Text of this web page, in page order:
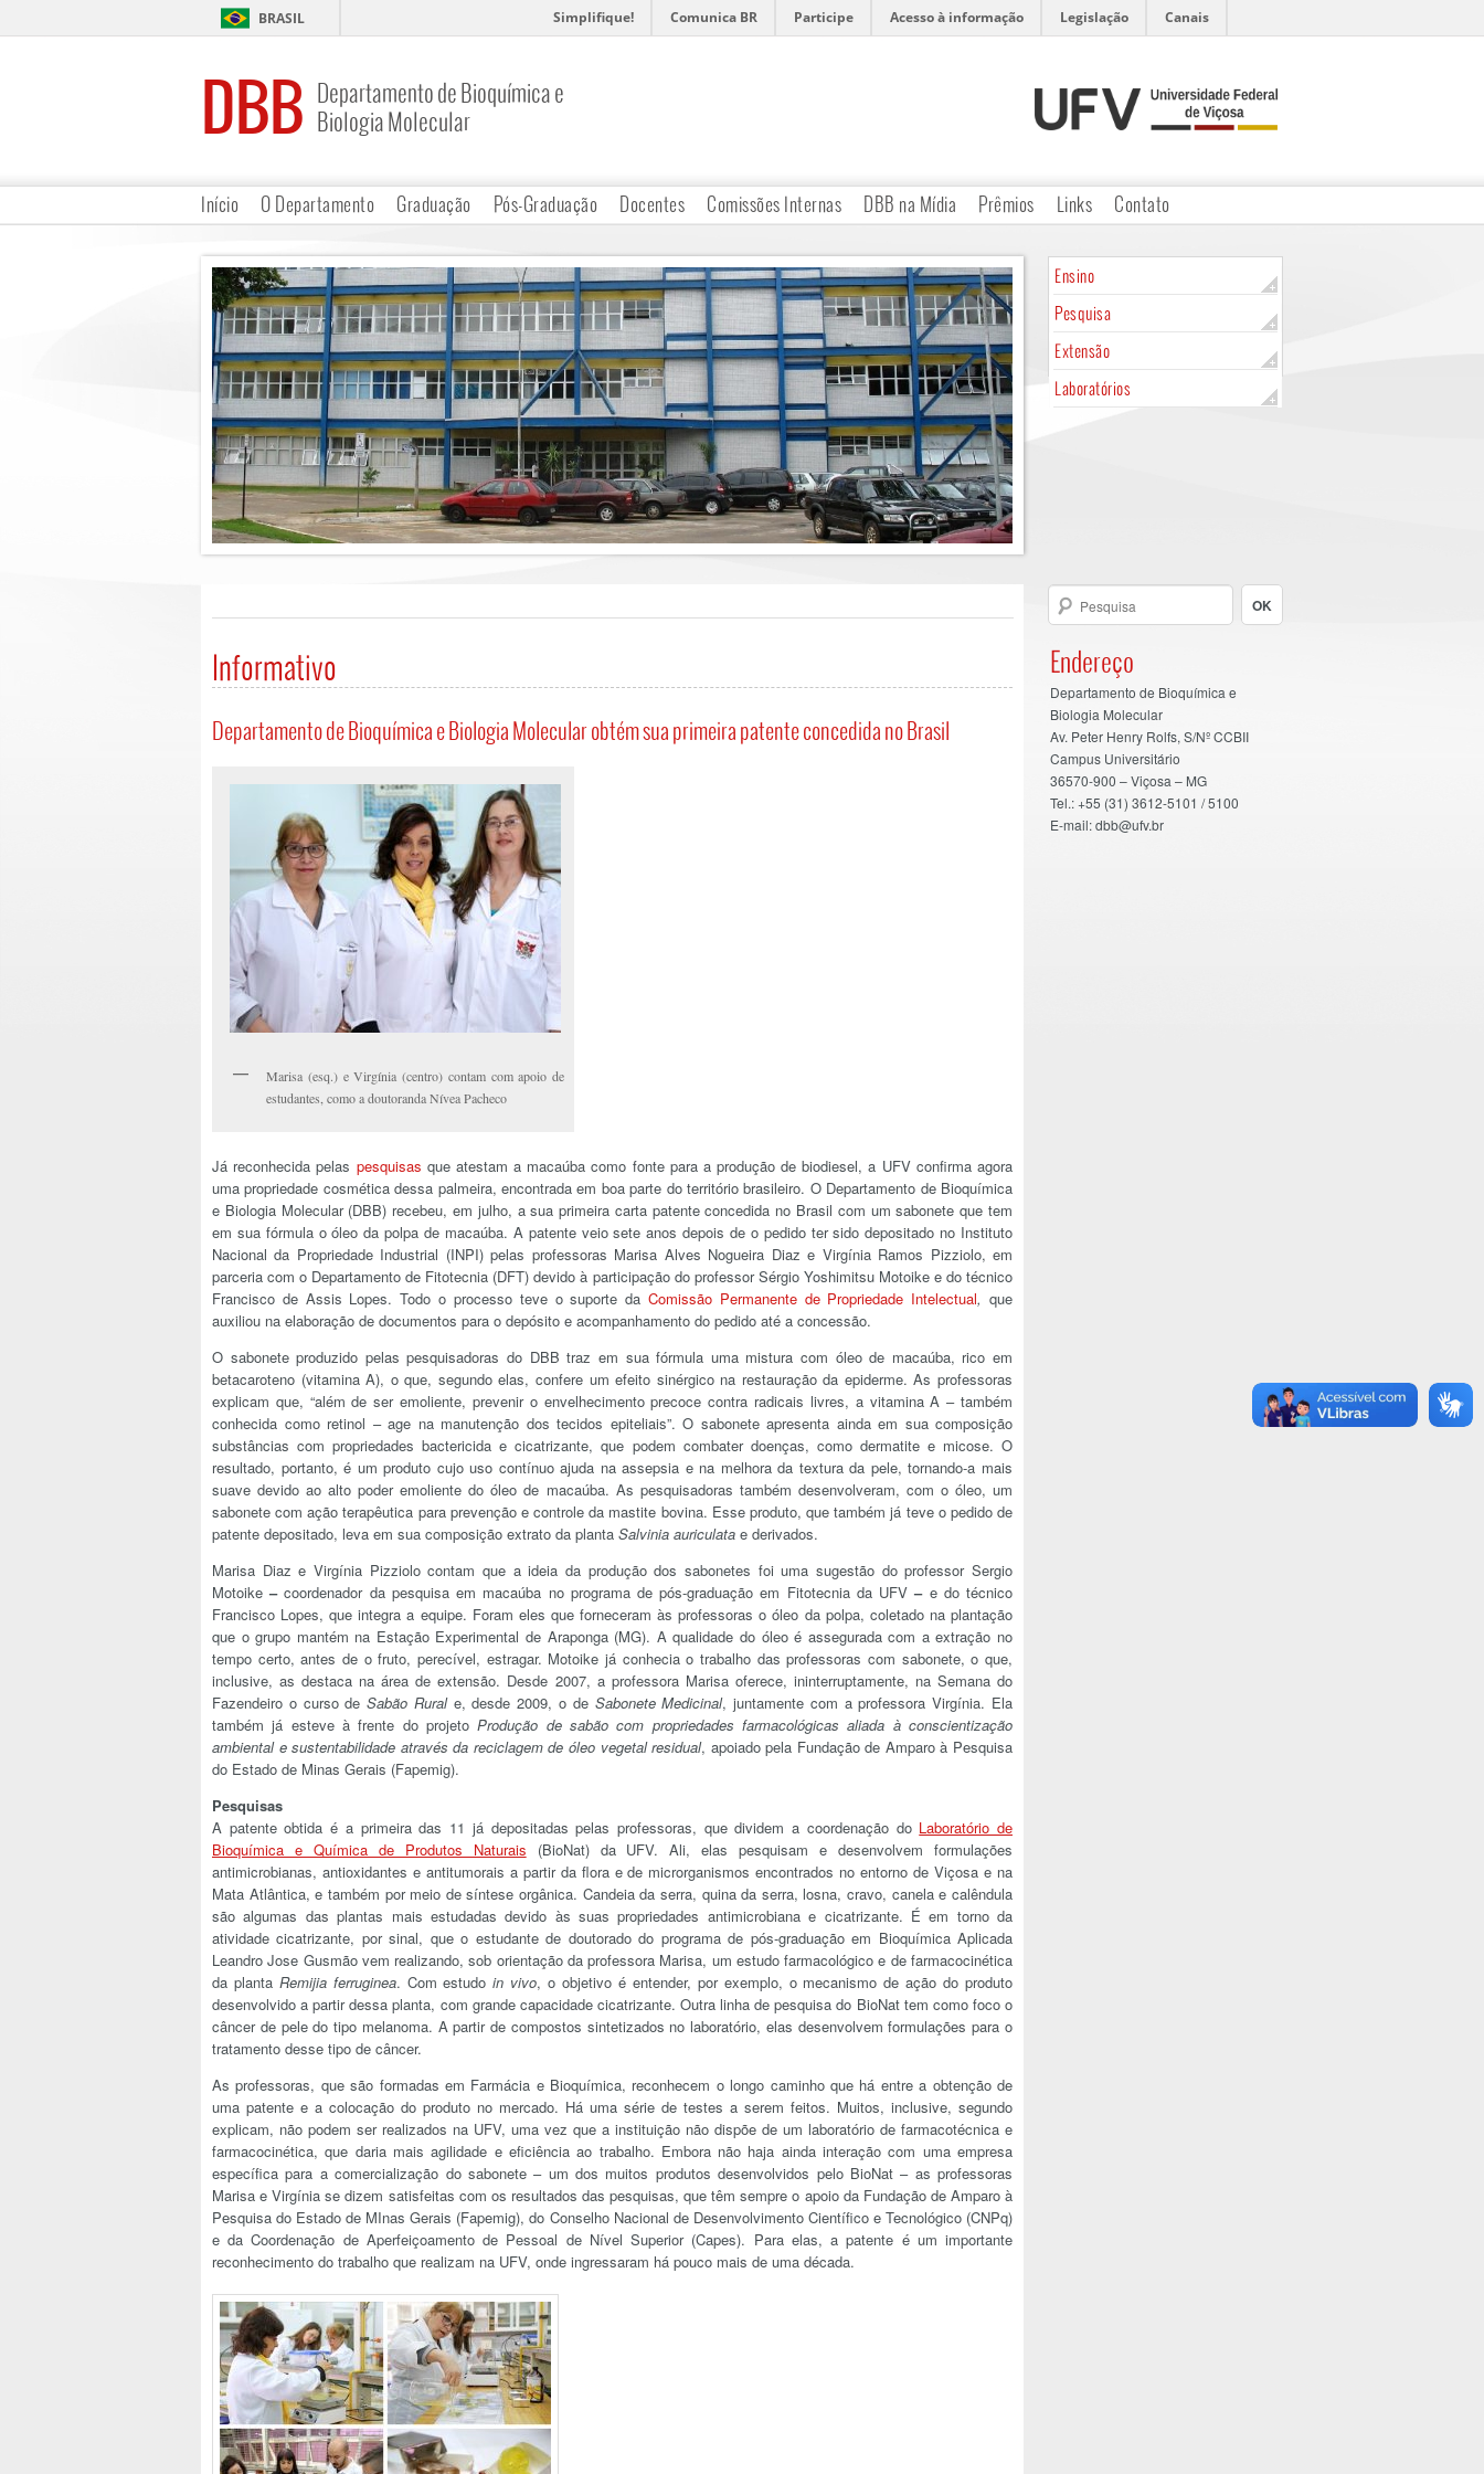
BRASIL Simplifique! Comunica BR Participe Acesso à informação Legislação Canais
DBB Departamento de Bioquímica e
Biologia Molecular
Início O Departamento Graduação Pós-Graduação Docentes Comissões Internas DBB na Mídia Prêmios Links Contato
Ensino
Pesquisa
Extensão
Laboratórios
Endereço
Departamento de Bioquímica e
Biologia Molecular
Av. Peter Henry Rolfs, S/Nº CCBII
Campus Universitário
36570-900 – Viçosa – MG
Tel.: +55 (31) 3612-5101 / 5100
E-mail: dbb@ufv.br
Informativo
Departamento de Bioquímica e Biologia Molecular obtém sua primeira patente concedida no Brasil
Marisa (esq.) e Virgínia (centro) contam com apoio de
estudantes, como a doutoranda Nívea Pacheco
Já reconhecida pelas pesquisas que atestam a macaúba como fonte para a produção de biodiesel, a UFV confirma agora
uma propriedade cosmética dessa palmeira, encontrada em boa parte do território brasileiro. O Departamento de Bioquímica
e Biologia Molecular (DBB) recebeu, em julho, a sua primeira carta patente concedida no Brasil com um sabonete que tem
em sua fórmula o óleo da polpa de macaúba. A patente veio sete anos depois de o pedido ter sido depositado no Instituto
Nacional da Propriedade Industrial (INPI) pelas professoras Marisa Alves Nogueira Diaz e Virgínia Ramos Pizziolo, em
parceria com o Departamento de Fitotecnia (DFT) devido à participação do professor Sérgio Yoshimitsu Motoike e do técnico
Francisco de Assis Lopes. Todo o processo teve o suporte da Comissão Permanente de Propriedade Intelectual, que
auxiliou na elaboração de documentos para o depósito e acompanhamento do pedido até a concessão.
O sabonete produzido pelas pesquisadoras do DBB traz em sua fórmula uma mistura com óleo de macaúba, rico em
betacaroteno (vitamina A), o que, segundo elas, confere um efeito sinérgico na restauração da epiderme. As professoras
explicam que, “além de ser emoliente, prevenir o envelhecimento precoce contra radicais livres, a vitamina A – também
conhecida como retinol – age na manutenção dos tecidos epiteliais”. O sabonete apresenta ainda em sua composição
substâncias com propriedades bactericida e cicatrizante, que podem combater doenças, como dermatite e micose. O
resultado, portanto, é um produto cujo uso contínuo ajuda na assepsia e na melhora da textura da pele, tornando-a mais
suave devido ao alto poder emoliente do óleo de macaúba. As pesquisadoras também desenvolveram, com o óleo, um
sabonete com ação terapêutica para prevenção e controle da mastite bovina. Esse produto, que também já teve o pedido de
patente depositado, leva em sua composição extrato da planta Salvinia auriculata e derivados.
Marisa Diaz e Virgínia Pizziolo contam que a ideia da produção dos sabonetes foi uma sugestão do professor Sergio
Motoike –coordenador da pesquisa em macaúba no programa de pós-graduação em Fitotecnia da UFV – e do técnico
Francisco Lopes, que integra a equipe. Foram eles que forneceram às professoras o óleo da polpa, coletado na plantação
que o grupo mantém na Estação Experimental de Araponga (MG). A qualidade do óleo é assegurada com a extração no
tempo certo, antes de o fruto, perecível, estragar. Motoike já conhecia o trabalho das professoras com sabonete, o que,
inclusive, as destaca na área de extensão. Desde 2007, a professora Marisa oferece, ininterruptamente, na Semana do
Fazendeiro o curso deSabão Rurale, desde 2009, o de Sabonete Medicinal, juntamente com a professora Virgínia. Ela
também já esteve à frente do projetoProdução de sabão com propriedades farmacológicas aliada à conscientização
ambiental e sustentabilidade através da reciclagem de óleo vegetal residual, apoiado pela Fundação de Amparo à Pesquisa
do Estado de Minas Gerais (Fapemig).
Pesquisas
A patente obtida é a primeira das 11 já depositadas pelas professoras, que dividem a coordenação do Laboratório de
Bioquímica e Química de Produtos Naturais (BioNat) da UFV. Ali, elas pesquisam e desenvolvem formulações
antimicrobianas, antioxidantes e antitumorais a partir da flora e de microrganismos encontrados no entorno de Viçosa e na
Mata Atlântica, e também por meio de síntese orgânica. Candeia da serra, quina da serra, losna, cravo, canela e calêndula
são algumas das plantas mais estudadas devido às suas propriedades antimicrobiana e cicatrizante. É em torno da
atividade cicatrizante, por sinal, que o estudante de doutorado do programa de pós-graduação em Bioquímica Aplicada
Leandro Jose Gusmão vem realizando, sob orientação da professora Marisa, um estudo farmacológico e de farmacocinética
da planta Remijia ferruginea. Com estudoin vivo, o objetivo é entender, por exemplo, o mecanismo de ação do produto
desenvolvido a partir dessa planta, com grande capacidade cicatrizante. Outra linha de pesquisa do BioNat tem como foco o
câncer de pele do tipo melanoma. A partir de compostos sintetizados no laboratório, elas desenvolvem formulações para o
tratamento desse tipo de câncer.
As professoras, que são formadas em Farmácia e Bioquímica, reconhecem o longo caminho que há entre a obtenção de
uma patente e a colocação do produto no mercado. Há uma série de testes a serem feitos. Muitos, inclusive, segundo
explicam, não podem ser realizados na UFV, uma vez que a instituição não dispõe de um laboratório de farmacotécnica e
farmacocinética, que daria mais agilidade e eficiência ao trabalho. Embora não haja ainda interação com uma empresa
específica para a comercialização do sabonete – um dos muitos produtos desenvolvidos pelo BioNat – as professoras
Marisa e Virgínia se dizem satisfeitas com os resultados das pesquisas, que têm sempre o apoio da Fundação de Amparo à
Pesquisa do Estado de MInas Gerais (Fapemig), do Conselho Nacional de Desenvolvimento Científico e Tecnológico (CNPq)
e da Coordenação de Aperfeiçoamento de Pessoal de Nível Superior (Capes). Para elas, a patente é um importante
reconhecimento do trabalho que realizam na UFV, onde ingressaram há pouco mais de uma década.